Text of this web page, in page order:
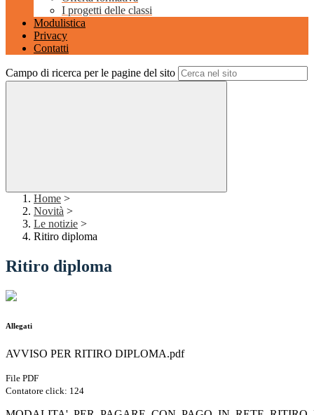
I progetti delle classi
Modulistica
Privacy
Contatti
Campo di ricerca per le pagine del sito
Home >
Novità >
Le notizie >
Ritiro diploma
Ritiro diploma
Allegati
AVVISO PER RITIRO DIPLOMA.pdf
File PDF
Contatore click: 124